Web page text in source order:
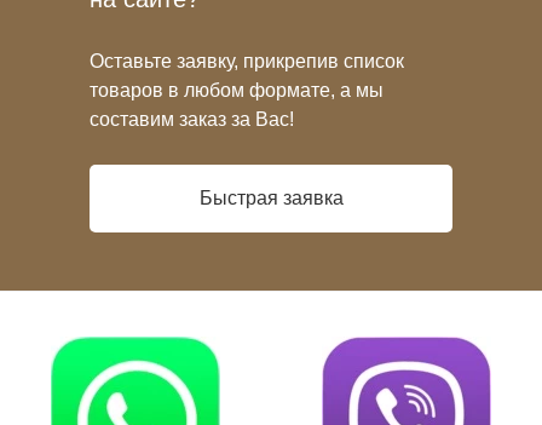
Оставьте заявку, прикрепив список
товаров в любом формате, а мы
составим заказ за Вас!
Быстрая заявка